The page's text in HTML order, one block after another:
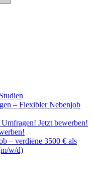
– Flexibler Nebenjob
Jetzt bewerben!
– verdiene 3500 € als
w/d)